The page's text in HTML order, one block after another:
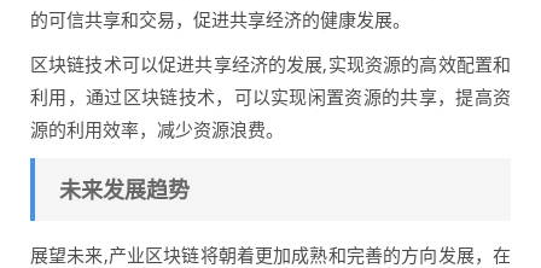
的可信共享和交易，促进共享经济的健康发展。
区块链技术可以促进共享经济的发展,实现资源的高效配置和
利用，通过区块链技术，可以实现闲置资源的共享，提高资
源的利用效率，减少资源浪费。
未来发展趋势
展望未来,产业区块链将朝着更加成熟和完善的方向发展，在